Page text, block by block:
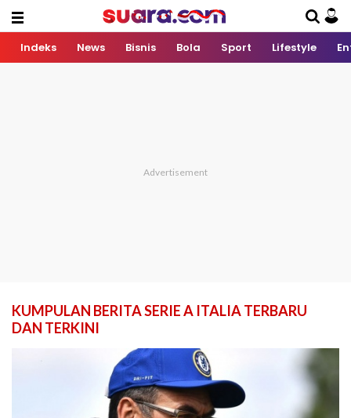
Indeks News Bisnis Bola Sport Lifestyle
KUMPULAN BERITA SERIE A ITALIA TERBARU
DAN TERKINI